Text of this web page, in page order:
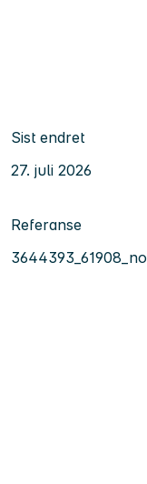
Sist endret
27. juli 2026
Referanse
3644393_61908_no